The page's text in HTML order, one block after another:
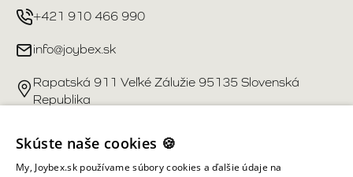
+421 910 466 990
info@joybex.sk
Rapatská 911 Veľké Zálužie 95135 Slovenská
Republika
Užitočné odkazy
Skúste naše cookies 🍪
My, Joybex.sk používame súbory cookies a ďalšie údaje na